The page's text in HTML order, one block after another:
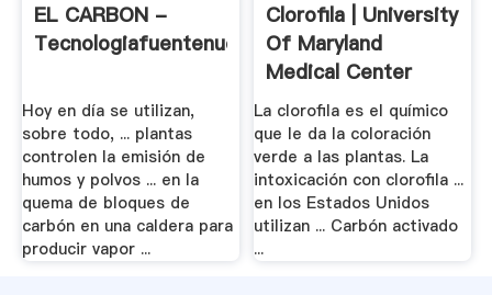
EL CARBON -
Tecnologiafuentenueva
Hoy en día se utilizan,
sobre todo, ... plantas
controlen la emisión de
humos y polvos ... en la
quema de bloques de
carbón en una caldera para
producir vapor ...
Clorofila | University
Of Maryland
Medical Center
La clorofila es el químico
que le da la coloración
verde a las plantas. La
intoxicación con clorofila ...
en los Estados Unidos
utilizan ... Carbón activado
...